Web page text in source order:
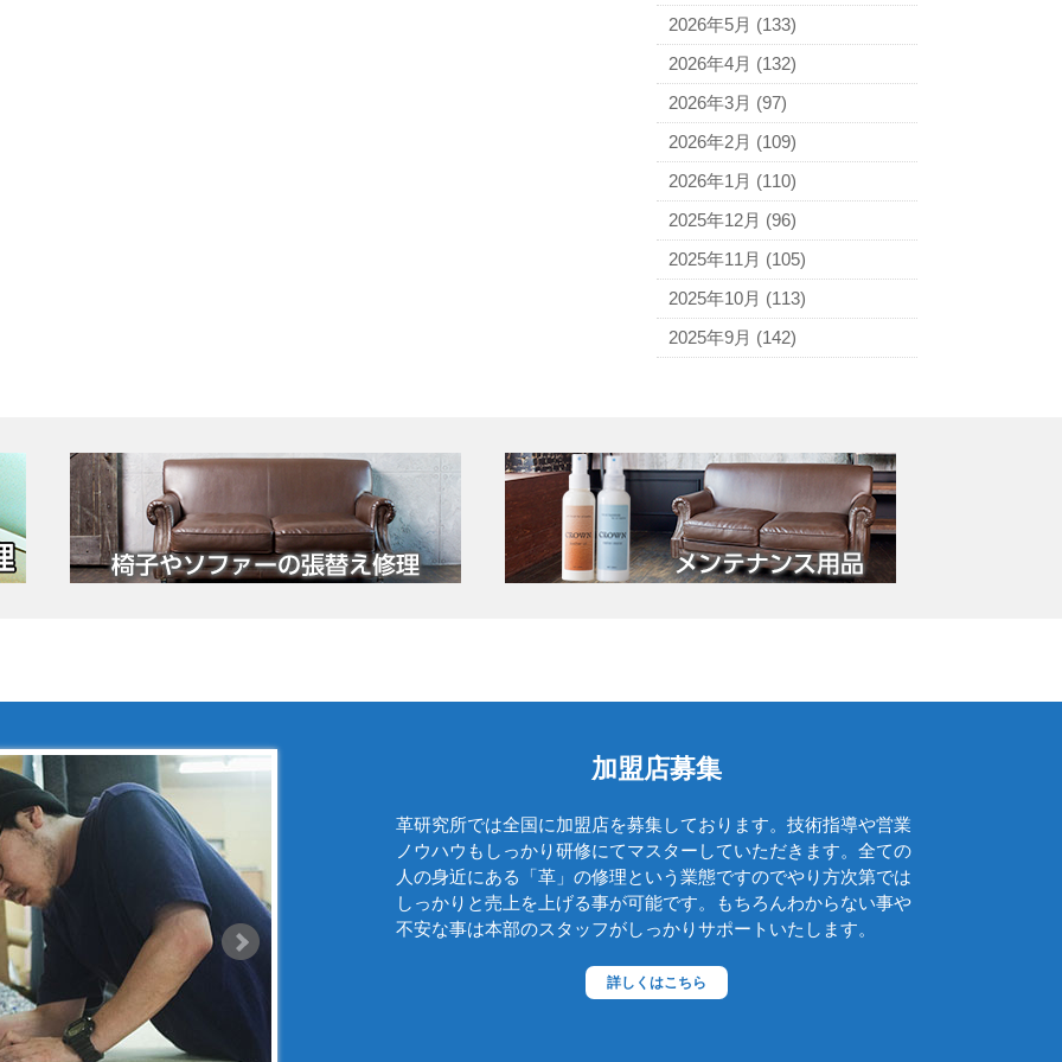
アニエスベー
アルマーニ
アレン・エドモンズ
アンナ モリナーリ
イブ・サンローラン
ヴェロ・キーオ
ウンガロ
エヴー
エミリオ・プッチ
エルメス
カンペール
ギ・ラロッシュ
グッチ
コールハーン
コモドール
ゴヤール
サザビー
ジミーチュウ
2026年5月 (133)
2026年4月 (132)
2026年3月 (97)
2026年2月 (109)
2026年1月 (110)
2025年12月 (96)
2025年11月 (105)
2025年10月 (113)
2025年9月 (142)
加盟店募集
革研究所では全国に加盟店を募集しております。技術指導や営業
ノウハウもしっかり研修にてマスターしていただきます。全ての
人の身近にある「革」の修理という業態ですのでやり方次第では
しっかりと売上を上げる事が可能です。もちろんわからない事や
不安な事は本部のスタッフがしっかりサポートいたします。
詳しくはこちら